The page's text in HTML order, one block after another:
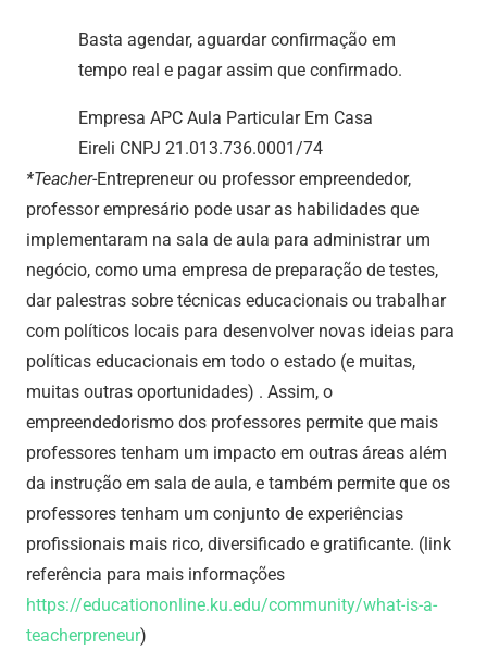
Basta agendar, aguardar confirmação em
tempo real e pagar assim que confirmado.
Empresa APC Aula Particular Em Casa
Eireli CNPJ 21.013.736.0001/74
*Teacher-Entrepreneur ou professor empreendedor,
professor empresário pode usar as habilidades que
implementaram na sala de aula para administrar um
negócio, como uma empresa de preparação de testes,
dar palestras sobre técnicas educacionais ou trabalhar
com políticos locais para desenvolver novas ideias para
políticas educacionais em todo o estado (e muitas,
muitas outras oportunidades) . Assim, o
empreendedorismo dos professores permite que mais
professores tenham um impacto em outras áreas além
da instrução em sala de aula, e também permite que os
professores tenham um conjunto de experiências
profissionais mais rico, diversificado e gratificante. (link
referência para mais informações
https://educationonline.ku.edu/community/what-is-a-
teacherpreneur)